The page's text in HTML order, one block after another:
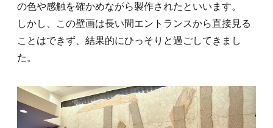
の色や感触を確かめながら製作されたといいます。
しかし、この壁画は長い間エントランスから直接見る
ことはできず、結果的にひっそりと過ごしてきまし
た。